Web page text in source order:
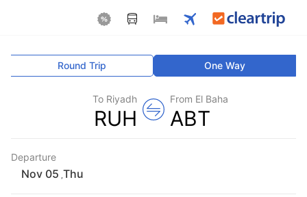
One Way
Round Trip
From El Baha
ABT
To Riyadh
RUH
Departure
Thu